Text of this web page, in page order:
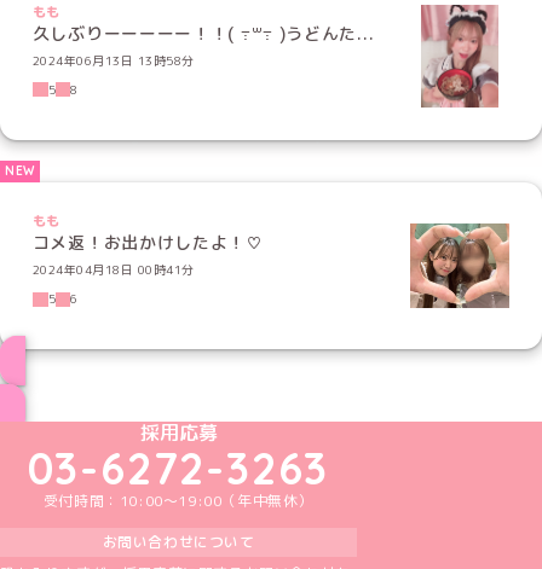
もも
久しぶりーーーーー！！( ߹꒳​߹ )うどんた...
2024年06月13日 13時58分
5
8
もも
コメ返！お出かけしたよ！♡
2024年04月18日 00時41分
5
6
めいどりーみんTikTok公式アカウント
めいどりーみんX公式アカウント
めいどりーみんInstagram公式アカウント
めいどりーみんFacebook公式アカウン
めいどりーみんYouTube公式アカ
採用応募
03-6272-3263
受付時間：10:00～19:00（年中無休）
お問い合わせについて